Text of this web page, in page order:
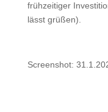
frühzeitiger
lässt grüßen).
Screenshot: